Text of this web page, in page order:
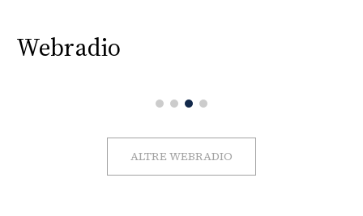
Webradio
ALTRE WEBRADIO